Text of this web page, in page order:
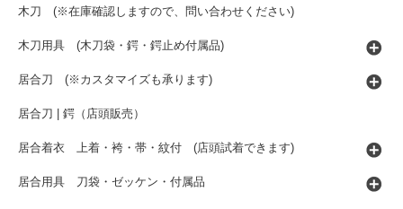
木刀 (※在庫確認しますので、問い合わせください)
木刀用具 (木刀袋・鍔・鍔止め付属品)
居合刀 (※カスタマイズも承ります)
居合刀 | 鍔（店頭販売）
居合着衣 上着・袴・帯・紋付 (店頭試着できます)
居合用具 刀袋・ゼッケン・付属品